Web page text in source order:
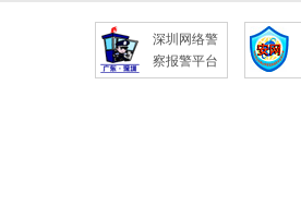
深圳网络警
察报警平台